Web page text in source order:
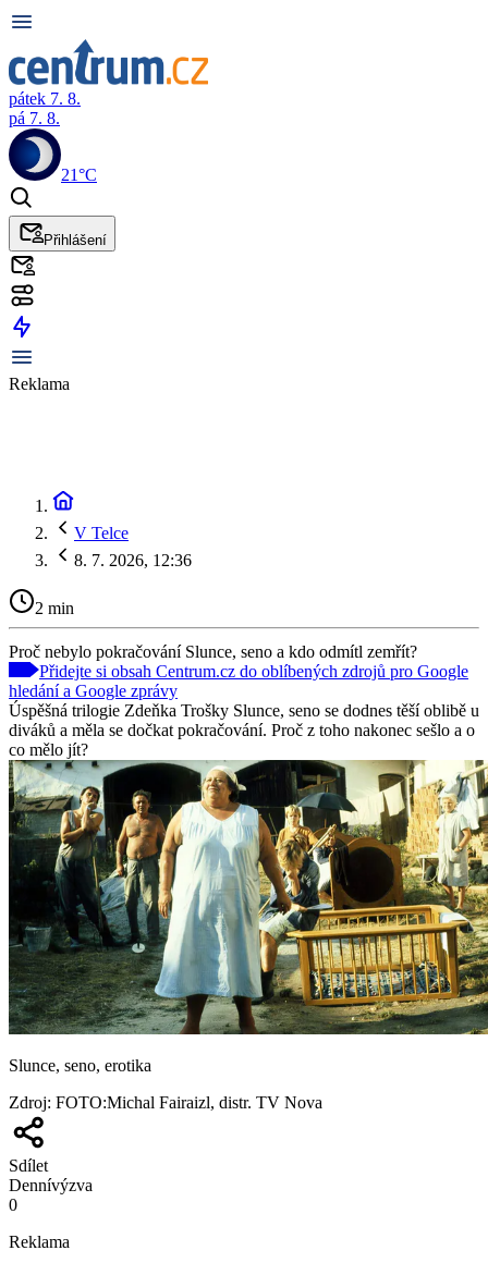
pátek 7. 8.
pá 7. 8.
21°C
Přihlášení
Reklama
V Telce
8. 7. 2026, 12:36
2 min
Proč nebylo pokračování Slunce, seno a kdo odmítl zemřít?
Přidejte si obsah Centrum.cz do oblíbených zdrojů pro Google
hledání a Google zprávy
Úspěšná trilogie Zdeňka Trošky Slunce, seno se dodnes těší oblibě u
diváků a měla se dočkat pokračování. Proč z toho nakonec sešlo a o
co mělo jít?
Slunce, seno, erotika
Zdroj: FOTO:Michal Fairaizl, distr. TV Nova
Sdílet
Dennívýzva
0
Reklama